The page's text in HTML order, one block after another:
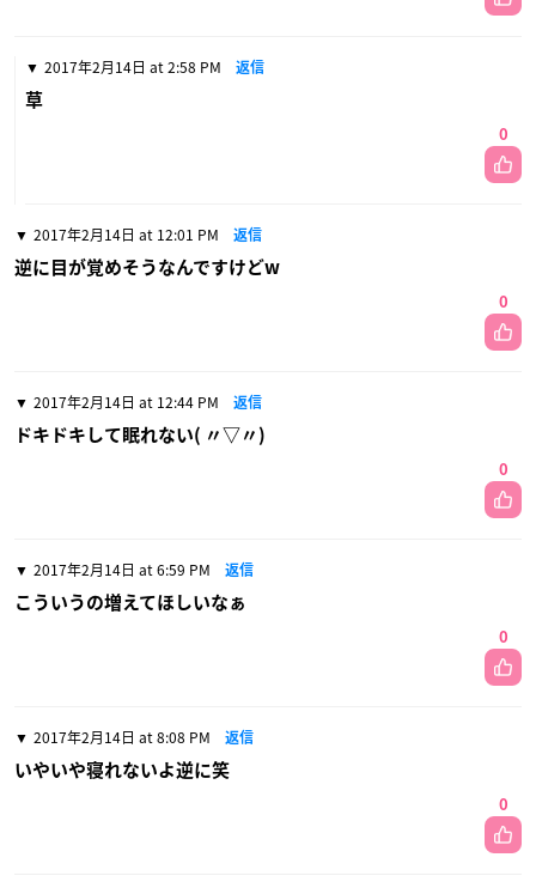
2017年2月14日 at 2:58 PM 返信
草
0
2017年2月14日 at 12:01 PM 返信
逆に目が覚めそうなんですけどw
0
2017年2月14日 at 12:44 PM 返信
ドキドキして眠れない( 〃▽〃)
0
2017年2月14日 at 6:59 PM 返信
こういうの増えてほしいなぁ
0
2017年2月14日 at 8:08 PM 返信
いやいや寝れないよ逆に笑
0